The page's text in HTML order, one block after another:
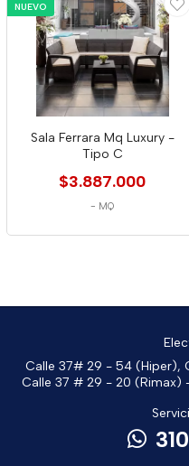
NUEVO
Sala Ferrara Mq Luxury -
Tipo C
$3.887.000
- MQ
Calle 37# 29 - 54 (Hiper),
Calle 37 # 29 - 20 (Rimax)